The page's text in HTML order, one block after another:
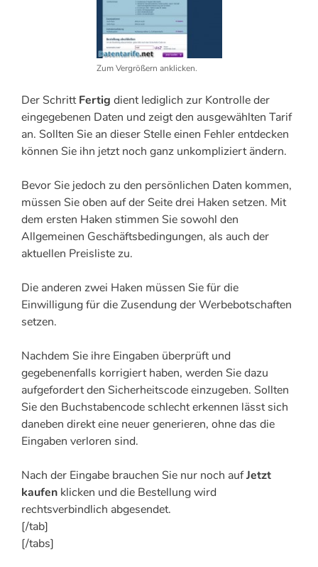
Zum Vergrößern anklicken.
Der SchrittFertig dient lediglich zur Kontrolle der
eingegebenen Daten und zeigt den ausgewählten Tarif
an. Sollten Sie an dieser Stelle einen Fehler entdecken
können Sie ihn jetzt noch ganz unkompliziert ändern.
Bevor Sie jedoch zu den persönlichen Daten kommen,
müssen Sie oben auf der Seite drei Haken setzen. Mit
dem ersten Haken stimmen Sie sowohl den
Allgemeinen Geschäftsbedingungen, als auch der
aktuellen Preisliste zu.
Die anderen zwei Haken müssen Sie für die
Einwilligung für die Zusendung der Werbebotschaften
setzen.
Nachdem Sie ihre Eingaben überprüft und
gegebenenfalls korrigiert haben, werden Sie dazu
aufgefordert den Sicherheitscode einzugeben. Sollten
Sie den Buchstabencode schlecht erkennen lässt sich
daneben direkt eine neuer generieren, ohne das die
Eingaben verloren sind.
Nach der Eingabe brauchen Sie nur noch aufJetzt
kaufen klicken und die Bestellung wird
rechtsverbindlich abgesendet.
[/tab]
[/tabs]